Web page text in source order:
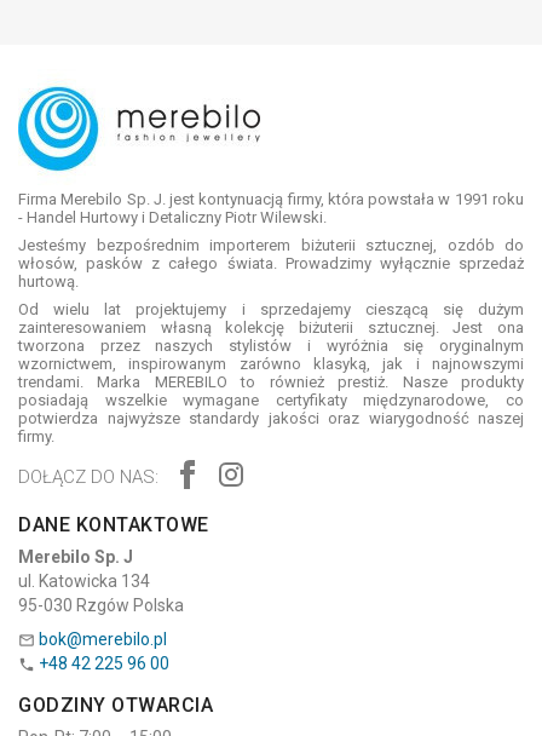
Firma Merebilo Sp. J. jest kontynuacją firmy, która powstała w 1991 roku
- Handel Hurtowy i Detaliczny Piotr Wilewski.
Jesteśmy bezpośrednim importerem biżuterii sztucznej, ozdób do
włosów, pasków z całego świata. Prowadzimy wyłącznie sprzedaż
hurtową.
Od wielu lat projektujemy i sprzedajemy cieszącą się dużym
zainteresowaniem własną kolekcję biżuterii sztucznej. Jest ona
tworzona przez naszych stylistów i wyróżnia się oryginalnym
wzornictwem, inspirowanym zarówno klasyką, jak i najnowszymi
trendami. Marka MEREBILO to również prestiż. Nasze produkty
posiadają wszelkie wymagane certyfikaty międzynarodowe, co
potwierdza najwyższe standardy jakości oraz wiarygodność naszej
firmy.
DOŁĄCZ DO NAS:
DANE KONTAKTOWE
Merebilo Sp. J
ul. Katowicka 134
95-030 Rzgów Polska
 bok@merebilo.pl
 +48 42 225 96 00
GODZINY OTWARCIA